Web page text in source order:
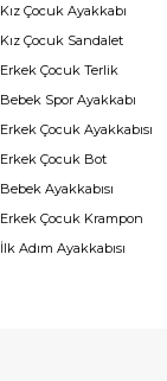
Kız Çocuk Ayakkabı
Kız Çocuk Sandalet
Erkek Çocuk Terlik
Bebek Spor Ayakkabı
Erkek Çocuk Ayakkabısı
Erkek Çocuk Bot
Bebek Ayakkabısı
Erkek Çocuk Krampon
İlk Adım Ayakkabısı